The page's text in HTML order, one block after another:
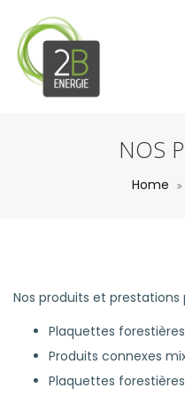
NOS
Home
Nos produits et
Plaquettes forestières
Produits connexes
Plaquettes